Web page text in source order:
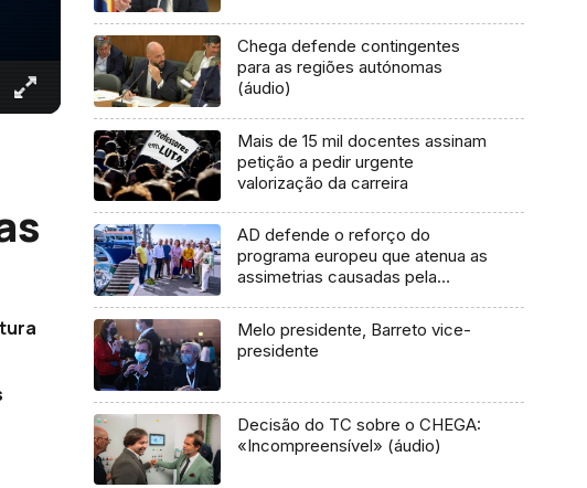
Chega defende contingentes
para as regiões autónomas
(áudio)
Mais de 15 mil docentes assinam
petição a pedir urgente
valorização da carreira
AD defende o reforço do
programa europeu que atenua as
assimetrias causadas pela
Melo presidente, Barreto vice-
presidente
Decisão do TC sobre o CHEGA:
«Incompreensível» (áudio)